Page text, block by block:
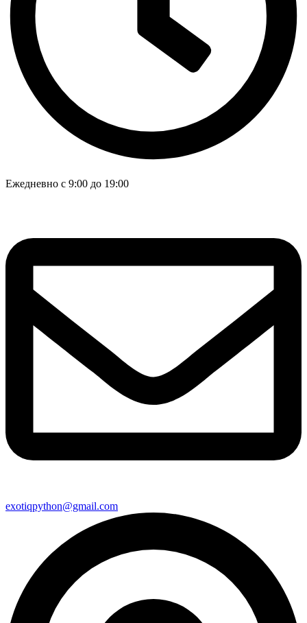
Ежедневно с 9:00 до 19:00
exotiqpython@gmail.com